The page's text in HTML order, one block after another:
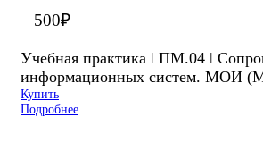
500₽
Учебная практика ǀ ПМ.04 ǀ
информационных систем. МОИ
Купить
Подробнее